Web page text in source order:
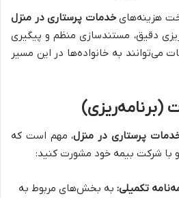
هزینه‌هایخدمات پرستاری در منزل
دقیق، مستندسازی منظم و پیگیری
می‌توانند به خانواده‌ها در این مسیر
(برنامه‌ریزی)
پرستاری در منزل، مهم است که
و با شرکت بیمه خود مشورت کنید:
تکمیلی: به بخش‌های مربوط به